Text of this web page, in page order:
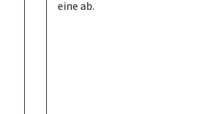
eine ab.